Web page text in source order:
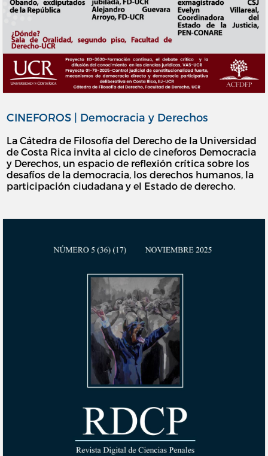
CINEFOROS | Democracia y Derechos
La Cátedra de Filosofía del Derecho de la Universidad
de Costa Rica invita al ciclo de cineforos Democracia
y Derechos, un espacio de reflexión crítica sobre los
desafíos de la democracia, los derechos humanos, la
participación ciudadana y el Estado de derecho.